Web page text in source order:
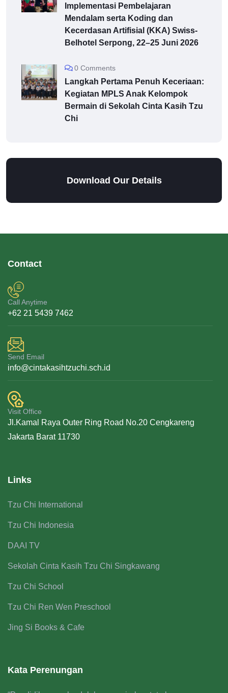
Implementasi Pembelajaran
Mendalam serta Koding dan
Kecerdasan Artifisial (KKA) Swiss-
Belhotel Serpong, 22–25 Juni 2026
0 Comments
Langkah Pertama Penuh Keceriaan:
Kegiatan MPLS Anak Kelompok
Bermain di Sekolah Cinta Kasih Tzu
Chi
Download Our Details
Contact
Call Anytime
+62 21 5439 7462
Send Email
info@cintakasihtzuchi.sch.id
Visit Office
Jl.Kamal Raya Outer Ring Road No.20 Cengkareng
Jakarta Barat 11730
Links
Tzu Chi International
Tzu Chi Indonesia
DAAI TV
Sekolah Cinta Kasih Tzu Chi Singkawang
Tzu Chi School
Tzu Chi Ren Wen Preschool
Jing Si Books & Cafe
Kata Perenungan